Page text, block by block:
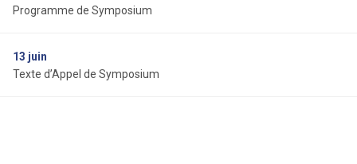
Programme de Symposium
13 juin
Texte d’Appel de Symposium